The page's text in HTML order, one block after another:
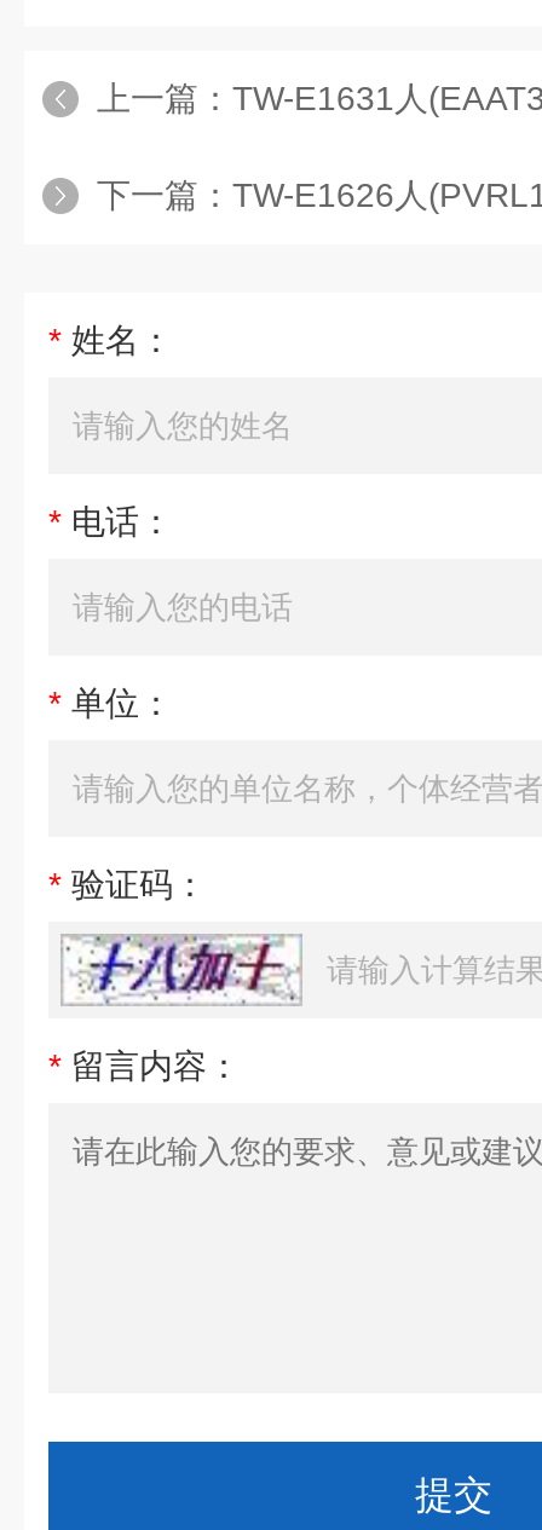
上一篇： TW-E1631人
下一篇： TW-E1626人
* 姓名：
* 电话：
* 单位：
* 验证码：
* 留言内容：